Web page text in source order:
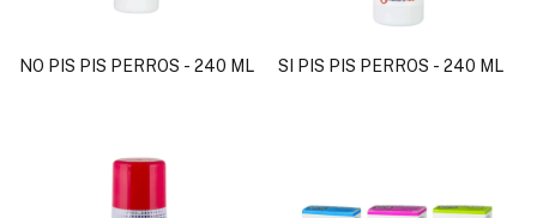
NO PIS PIS PERROS - 240 ML SI PIS PIS PERROS - 240 ML